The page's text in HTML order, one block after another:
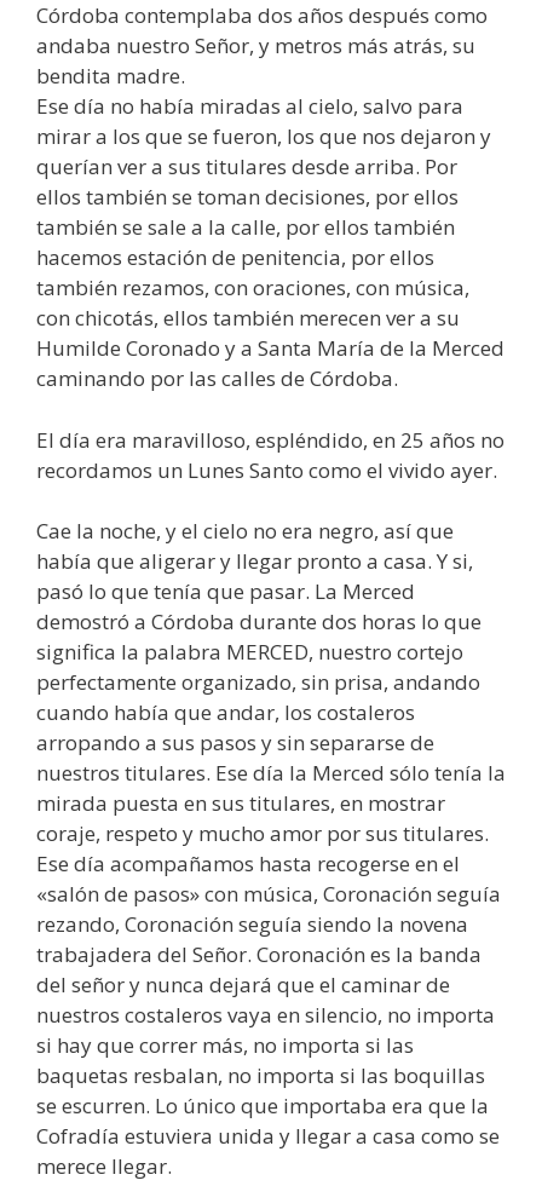
Córdoba contemplaba dos años después como
andaba nuestro Señor, y metros más atrás, su
bendita madre.
Ese día no había miradas al cielo, salvo para
mirar a los que se fueron, los que nos dejaron y
querían ver a sus titulares desde arriba. Por
ellos también se toman decisiones, por ellos
también se sale a la calle, por ellos también
hacemos estación de penitencia, por ellos
también rezamos, con oraciones, con música,
con chicotás, ellos también merecen ver a su
Humilde Coronado y a Santa María de la Merced
caminando por las calles de Córdoba.
El día era maravilloso, espléndido, en 25 años no
recordamos un Lunes Santo como el vivido ayer.
Cae la noche, y el cielo no era negro, así que
había que aligerar y llegar pronto a casa. Y si,
pasó lo que tenía que pasar. La Merced
demostró a Córdoba durante dos horas lo que
significa la palabra MERCED, nuestro cortejo
perfectamente organizado, sin prisa, andando
cuando había que andar, los costaleros
arropando a sus pasos y sin separarse de
nuestros titulares. Ese día la Merced sólo tenía la
mirada puesta en sus titulares, en mostrar
coraje, respeto y mucho amor por sus titulares.
Ese día acompañamos hasta recogerse en el
«salón de pasos» con música, Coronación seguía
rezando, Coronación seguía siendo la novena
trabajadera del Señor. Coronación es la banda
del señor y nunca dejará que el caminar de
nuestros costaleros vaya en silencio, no importa
si hay que correr más, no importa si las
baquetas resbalan, no importa si las boquillas
se escurren. Lo único que importaba era que la
Cofradía estuviera unida y llegar a casa como se
merece llegar.